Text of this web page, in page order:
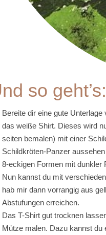
so geht’s:
Bereite dir eine gute
das weiße Shirt. Dieses wird
seiten bemalen) mit einer
Schildkröten-Panzer
8-eckigen Formen mit dunkler
Nun kannst du mit
hab mir dann vorrangig aus
Abstufungen erreichen.
Das T-Shirt gut trocknen
Mütze malen. Dazu kannst du